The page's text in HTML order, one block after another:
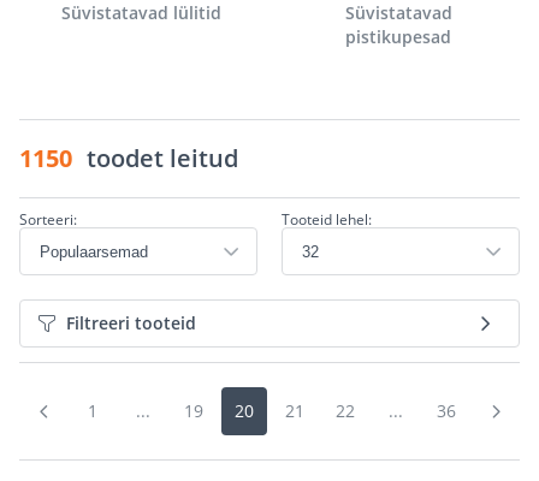
Süvistatavad lülitid
Süvistatavad
pistikupesad
1150 toodet leitud
Sorteeri: Tooteid lehel:
Filtreeri tooteid
1 ... 19 20 21 22 ... 36